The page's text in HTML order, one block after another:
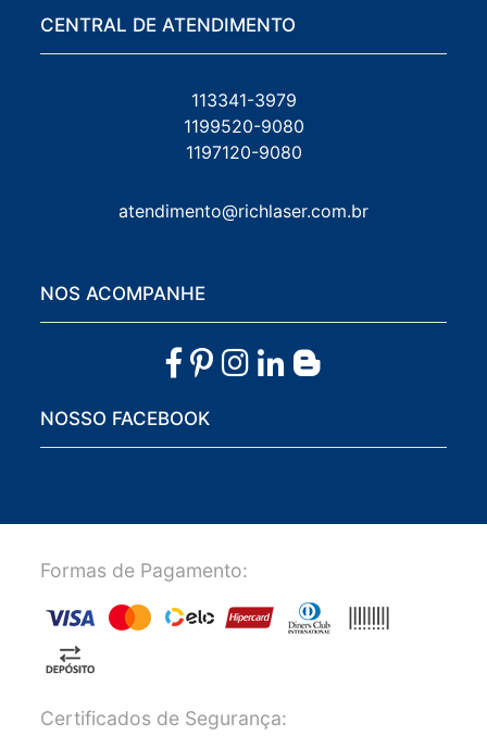
CENTRAL DE ATENDIMENTO
113341-3979
1199520-9080
1197120-9080
atendimento@richlaser.com.br
NOS ACOMPANHE
NOSSO FACEBOOK
Formas de Pagamento:
Certificados de Segurança: